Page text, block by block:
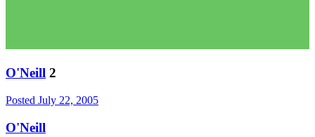
O'Neill 2
Posted July 22, 2005
O'Neill